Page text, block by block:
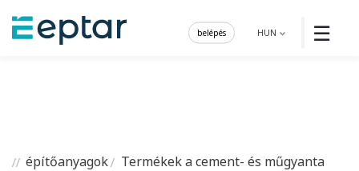
☰
HUN
belépés
építőanyagok
Termékek a cement- és műgyanta